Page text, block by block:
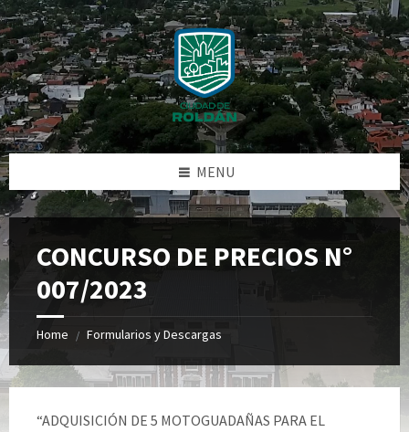
Skip
to
content
Skip
to
left
sidebar
Skip
to
right
sidebar
Skip
to
footer
MENU
CONCURSO DE PRECIOS N°
007/2023
Home / Formularios y Descargas
“ADQUISICIÓN DE 5 MOTOGUADAÑAS PARA EL